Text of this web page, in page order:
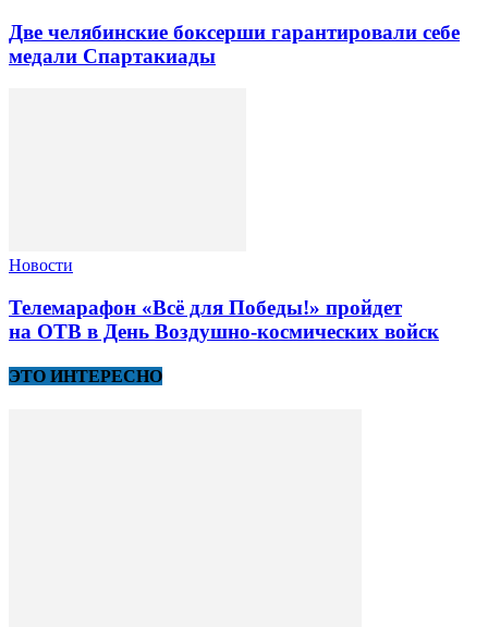
Две челябинские боксерши гарантировали себе
медали Спартакиады
Новости
Телемарафон «Всё для Победы!» пройдет
на ОТВ в День Воздушно-космических войск
ЭТО ИНТЕРЕСНО